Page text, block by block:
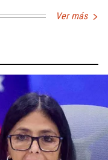
Ver más